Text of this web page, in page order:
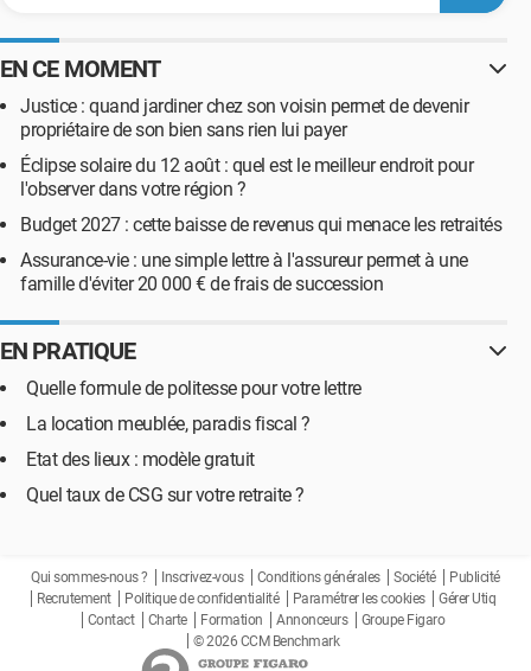
EN CE MOMENT
Justice : quand jardiner chez son voisin permet de devenir
propriétaire de son bien sans rien lui payer
Éclipse solaire du 12 août : quel est le meilleur endroit pour
l'observer dans votre région ?
Budget 2027 : cette baisse de revenus qui menace les retraités
Assurance-vie : une simple lettre à l'assureur permet à une
famille d'éviter 20 000 € de frais de succession
EN PRATIQUE
Quelle formule de politesse pour votre lettre
La location meublée, paradis fiscal ?
Etat des lieux : modèle gratuit
Quel taux de CSG sur votre retraite ?
Qui sommes-nous ? Inscrivez-vous Conditions générales Société
Publicité
Recrutement
Politique de confidentialité Paramétrer les cookies
Gérer Utiq
Contact
Charte Formation Annonceurs
Groupe Figaro
© 2026 CCM Benchmark